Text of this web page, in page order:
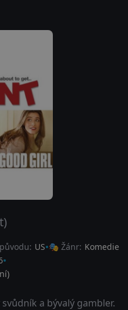
US 🎭 Žánr: Komedie
a bývalý gambler.